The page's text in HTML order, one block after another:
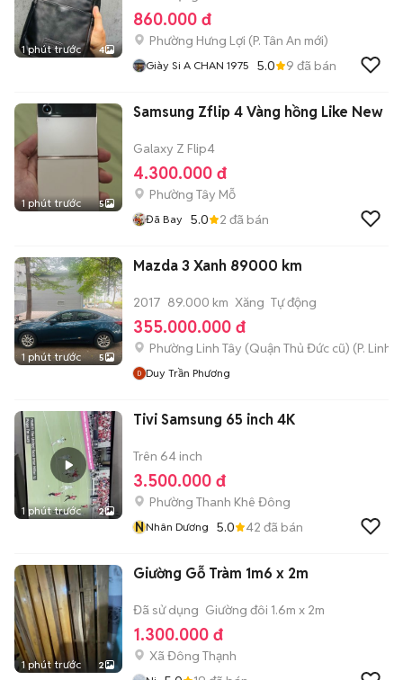
1 phút trước 4
860.000 đ
Phường Hưng Lợi (P. Tân An mới)
Giày Si A CHAN 1975 5.0 9 đã bán
1 phút trước 5
Samsung Zflip 4 Vàng hồng Like New
Galaxy Z Flip4
4.300.000 đ
Phường Tây Mỗ
Đã Bay 5.0 2 đã bán
1 phút trước 5
Mazda 3 Xanh 89000 km
2017 89.000 km Xăng Tự động
355.000.000 đ
Phường Linh Tây (Quận Thủ Đức cũ) (P. Linh
Duy Trần Phương
1 phút trước 2
Tivi Samsung 65 inch 4K
Trên 64 inch
3.500.000 đ
Phường Thanh Khê Đông
NNhân Dương 5.0 42 đã bán
1 phút trước 2
Giường Gỗ Tràm 1m6 x 2m
Đã sử dụng Giường đôi 1.6m x 2m
1.300.000 đ
Xã Đông Thạnh